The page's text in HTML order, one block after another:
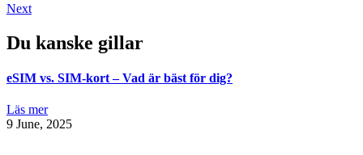
Next
Du kanske gillar
eSIM vs. SIM-kort – Vad är bäst för dig?
Läs mer
9 June, 2025